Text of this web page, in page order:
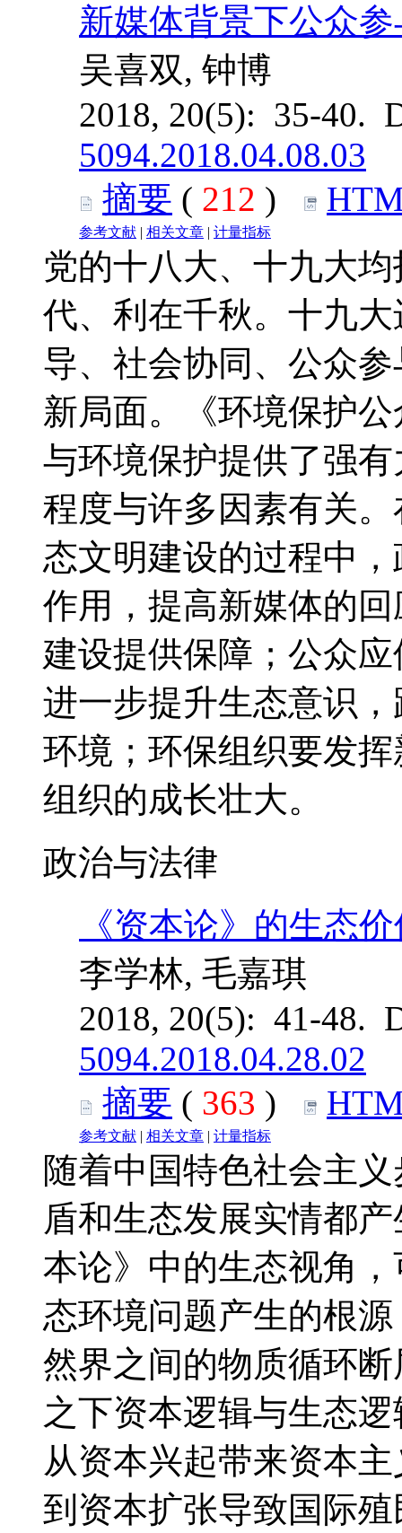
新媒体背景下公众
吴喜双, 钟博
2018, 20(5): 35-40.
5094.2018.04.08.03
摘要 ( 212 )
参考文献 | 相关文章 | 计量指标
党的十八大、十九大
代、利在千秋。十九
导、社会协同、公众
新局面。《环境保护
与环境保护提供了强
程度与许多因素有关
态文明建设的过程中
作用，提高新媒体的
建设提供保障；公众
进一步提升生态意识
环境；环保组织要发
组织的成长壮大。
政治与法律
《资本论》的生态
李学林, 毛嘉琪
2018, 20(5): 41-48.
5094.2018.04.28.02
摘要 ( 363 )
参考文献 | 相关文章 | 计量指标
随着中国特色社会主
盾和生态发展实情都
本论》中的生态视角
态环境问题产生的根
然界之间的物质循环
之下资本逻辑与生态
从资本兴起带来资本
到资本扩张导致国际